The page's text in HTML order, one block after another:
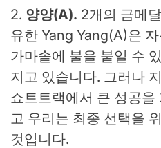
2. 양양(A). 2개의 금메
유한 Yang Yang(A)은
가마솥에 불을 붙일 수
지고 있습니다. 그러나
쇼트트랙에서 큰 성공
고 우리는 최종 선택을
것입니다.